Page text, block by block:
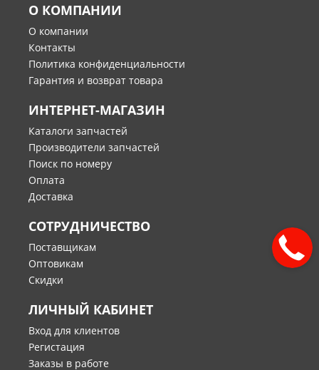
О КОМПАНИИ
О компании
Контакты
Политика конфиденциальности
Гарантия и возврат товара
ИНТЕРНЕТ-МАГАЗИН
Каталоги запчастей
Производители запчастей
Поиск по номеру
Оплата
Доставка
СОТРУДНИЧЕСТВО
Поставщикам
Оптовикам
Скидки
ЛИЧНЫЙ КАБИНЕТ
Вход для клиентов
Регистация
Заказы в работе